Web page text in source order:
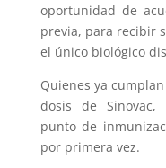
oportunidad de
previa, para recibir
el único biológico
Quienes ya
dosis de Sinovac,
punto de
por primera vez.